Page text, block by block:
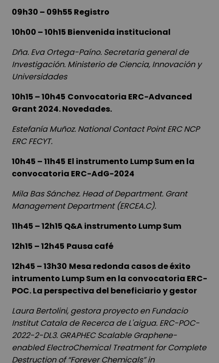
09h30 – 09h55 Registro
10h00 – 10h15 Bienvenida institucional
Dña. Eva Ortega-Paíno. Secretaria general de
Investigación. Ministerio de Ciencia, Innovación y
Universidades
10h15 – 10h45 Convocatoria ERC-Advanced
Grant 2024. Novedades.
Estefanía Muñoz. National Contact Point ERC NCP
ERC FECYT.
10h45 – 11h45 El instrumento Lump Sum en la
convocatoria ERC-AdG-2024
Mila Bas Sánchez. Head of Department. Grant
Management Department (ERCEA.C).
11h45 – 12h15 Q&A instrumento Lump Sum
12h15 – 12h45 Pausa café
12h45 – 13h30 Mesa redonda casos de éxito
intrumento Lump Sum en la convocatoria ERC-
POC. La perspectiva del beneficiario y gestor
Laura Bertolini, gestora proyecto en Fundacio
Institut Catala de Recerca de L'aigua. ERC-POC-
2022-2-DL3. GRAPHEC Scalable Graphene-
enabled ElectroChemical Treatment for Complete
Destruction of “Forever Chemicals” in